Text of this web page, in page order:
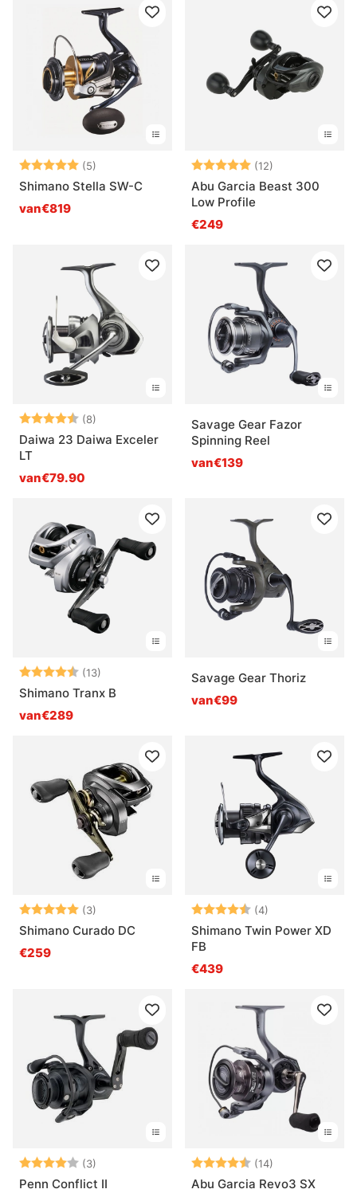
Beoordeling:
(5)
Shimano Stella SW-C
van€819
Beoordeling:
(12)
Abu Garcia Beast 300
Low Profile
€249
Beoordeling:
(8)
Daiwa 23 Daiwa Exceler
LT
van€79.90
Savage Gear Fazor
Spinning Reel
van€139
Beoordeling:
(13)
Shimano Tranx B
van€289
Savage Gear Thoriz
van€99
Beoordeling:
(3)
Shimano Curado DC
€259
Beoordeling:
(4)
Shimano Twin Power XD
FB
€439
Beoordeling:
(3)
Penn Conflict II
Beoordeling:
(14)
Abu Garcia Revo3 SX